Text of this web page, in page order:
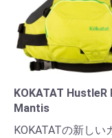
KOKATAT HustleR
Mantis
KOKATATの新しい